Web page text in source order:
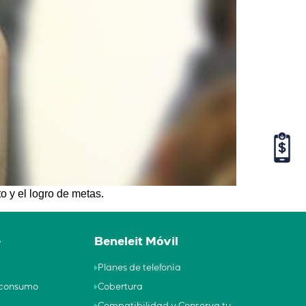
y el logro de metas.
Beneleit Móvil
Planes de telefonía
Cobertura